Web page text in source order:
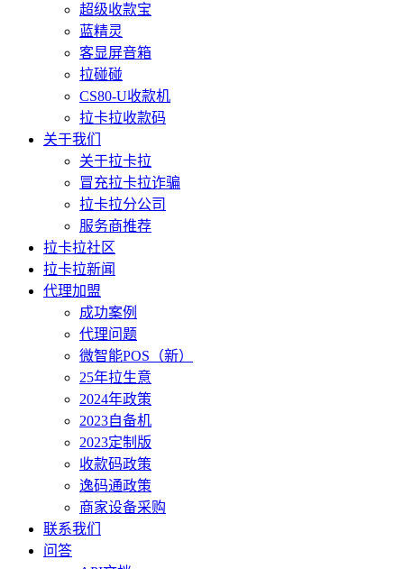
超级收款宝
蓝精灵
客显屏音箱
拉碰碰
CS80-U收款机
拉卡拉收款码
关于我们
关于拉卡拉
冒充拉卡拉诈骗
拉卡拉分公司
服务商推荐
拉卡拉社区
拉卡拉新闻
代理加盟
成功案例
代理问题
微智能POS（新）
25年拉生意
2024年政策
2023自备机
2023定制版
收款码政策
逸码通政策
商家设备采购
联系我们
问答